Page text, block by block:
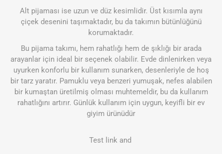
Alt pijaması ise uzun ve düz kesimlidir. Üst kısımla aynı
çiçek desenini taşımaktadır, bu da takımın bütünlüğünü
korumaktadır.
Bu pijama takımı, hem rahatlığı hem de şıklığı bir arada
arayanlar için ideal bir seçenek olabilir. Evde dinlenirken veya
uyurken konforlu bir kullanım sunarken, desenleriyle de hoş
bir tarz yaratır. Pamuklu veya benzeri yumuşak, nefes alabilen
bir kumaştan üretilmiş olması muhtemeldir, bu da kullanım
rahatlığını artırır. Günlük kullanım için uygun, keyifli bir ev
giyim ürünüdür
Test linkand